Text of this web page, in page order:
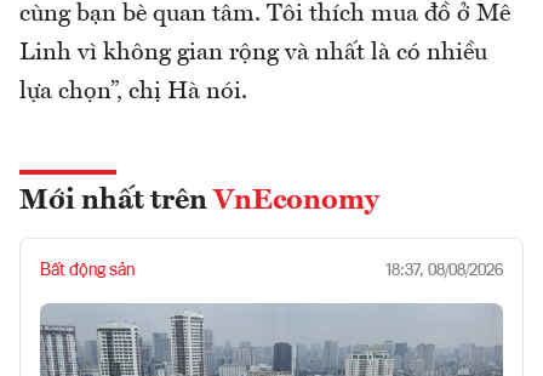
cùng bạn bè quan tâm. Tôi thích mua đồ ở Mê
Linh vì không gian rộng và nhất là có nhiều
lựa chọn”, chị Hà nói.
Mới nhất trên VnEconomy
Bất động sản 18:37, 08/08/2026